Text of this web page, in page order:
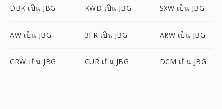
DBK เป็น JBG KWD เป็น JBG SXW เป็น JBG
AW เป็น JBG 3FR เป็น JBG ARW เป็น JBG
CRW เป็น JBG CUR เป็น JBG DCM เป็น JBG